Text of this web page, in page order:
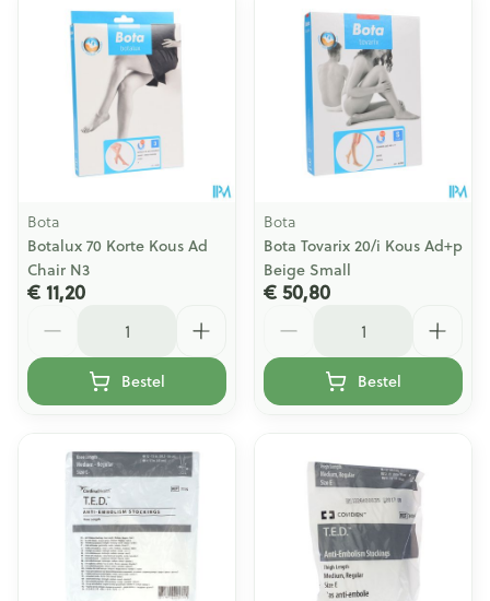
Bota
Botalux 70 Korte Kous Ad
Chair N3
€ 11,20
Bestel
Bota
Bota Tovarix 20/i Kous Ad+p
Beige Small
€ 50,80
Bestel